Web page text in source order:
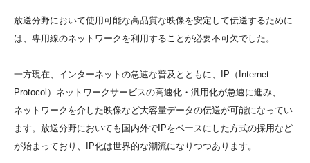
放送分野において使用可能な高品質な映像を安定して伝送するために
は、専用線のネットワークを利用することが必要不可欠でした。
一方現在、インターネットの急速な普及とともに、IP（Internet
Protocol）ネットワークサービスの高速化・汎用化が急速に進み、
ネットワークを介した映像など大容量データの伝送が可能になってい
ます。放送分野においても国内外でIPをベースにした方式の採用など
が始まっており、IP化は世界的な潮流になりつつあります。